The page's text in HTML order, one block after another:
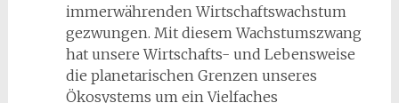
immerwährenden Wirtschaftswachstum
gezwungen. Mit diesem Wachstumszwang
hat unsere Wirtschafts- und Lebensweise
die planetarischen Grenzen unseres
Ökosystems um ein Vielfaches